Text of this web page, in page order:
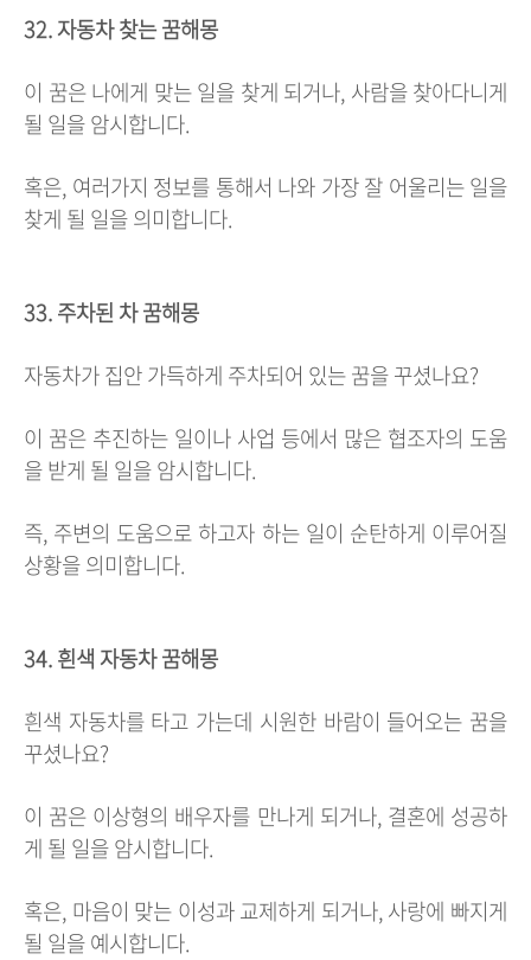
32. 자동차 찾는 꿈해몽
이 꿈은 나에게 맞는 일을 찾게 되거나, 사람을 찾아다니게
될 일을 암시합니다.
혹은, 여러가지 정보를 통해서 나와 가장 잘 어울리는 일을
찾게 될 일을 의미합니다.
33. 주차된 차 꿈해몽
자동차가 집안 가득하게 주차되어 있는 꿈을 꾸셨나요?
이 꿈은 추진하는 일이나 사업 등에서 많은 협조자의 도움
을 받게 될 일을 암시합니다.
즉, 주변의 도움으로 하고자 하는 일이 순탄하게 이루어질
상황을 의미합니다.
34. 흰색 자동차 꿈해몽
흰색 자동차를 타고 가는데 시원한 바람이 들어오는 꿈을
꾸셨나요?
이 꿈은 이상형의 배우자를 만나게 되거나, 결혼에 성공하
게 될 일을 암시합니다.
혹은, 마음이 맞는 이성과 교제하게 되거나, 사랑에 빠지게
될 일을 예시합니다.